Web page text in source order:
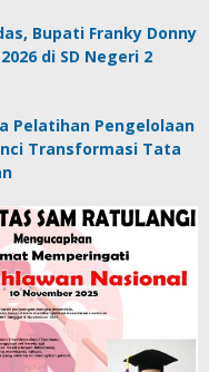
Bupati Franky Donny
di SD Negeri 2
Pelatihan Pengelolaan
Transformasi Tata